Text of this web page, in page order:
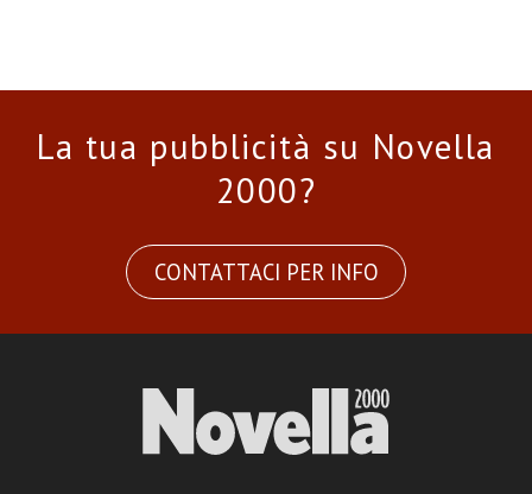
La tua pubblicità su Novella
2000?
CONTATTACI PER INFO